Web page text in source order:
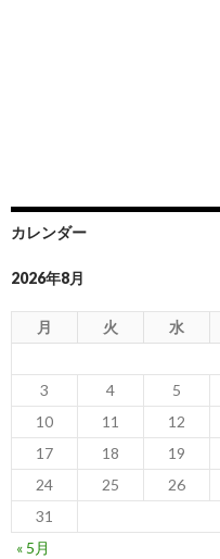
カレンダー
2026年8月
月 火 水
3
4 5
10
11 12
17
18 19
24
25 26
31
« 5月